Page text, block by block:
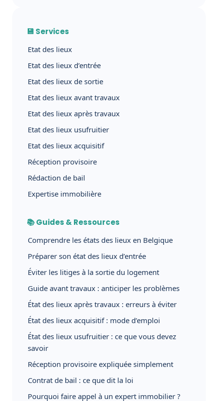
💾 Services
Etat des lieux
Etat des lieux d’entrée
Etat des lieux de sortie
Etat des lieux avant travaux
Etat des lieux après travaux
Etat des lieux usufruitier
Etat des lieux acquisitif
Réception provisoire
Rédaction de bail
Expertise immobilière
📚 Guides & Ressources
Comprendre les états des lieux en Belgique
Préparer son état des lieux d’entrée
Éviter les litiges à la sortie du logement
Guide avant travaux : anticiper les problèmes
État des lieux après travaux : erreurs à éviter
État des lieux acquisitif : mode d’emploi
État des lieux usufruitier : ce que vous devez
savoir
Réception provisoire expliquée simplement
Contrat de bail : ce que dit la loi
Pourquoi faire appel à un expert immobilier ?